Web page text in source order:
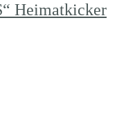
Heimatkicker